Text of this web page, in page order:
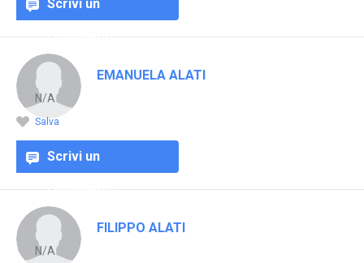
Scrivi un
commento
EMANUELA ALATI
N/A
Salva
Scrivi un
commento
FILIPPO ALATI
N/A